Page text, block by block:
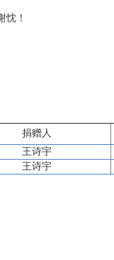
忱！
捐赠人
王诗宇
王诗宇